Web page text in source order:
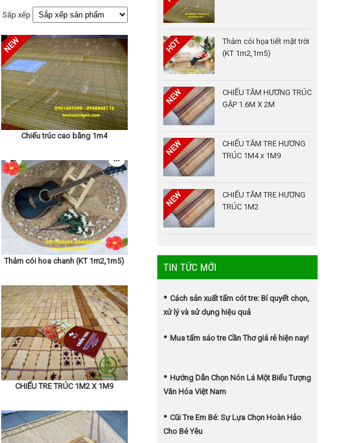
Sắp xếp
Chiếu trúc cao bằng 1m4
Thảm cói hoa chanh (KT 1m2,1m5)
CHIẾU TRE TRÚC 1M2 X 1M9
Thảm cói họa tiết mặt trời
(KT 1m2,1m5)
CHIẾU TĂM HƯƠNG TRÚC
GẬP 1.6M X 2M
CHIẾU TĂM TRE HƯƠNG
TRÚC 1M4 x 1M9
CHIẾU TĂM TRE HƯƠNG
TRÚC 1M2
TIN TỨC MỚI
Cách sản xuất tấm cót tre: Bí quyết chọn,
xử lý và sử dụng hiệu quả
Mua tấm sáo tre Cần Thơ giá rẻ hiện nay!
Hướng Dẫn Chọn Nón Lá Một Biểu Tượng
Văn Hóa Việt Nam
Cũi Tre Em Bé: Sự Lựa Chọn Hoàn Hảo
Cho Bé Yêu